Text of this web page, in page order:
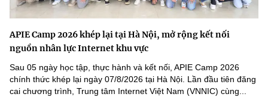
APIE Camp 2026 khép lại tại Hà Nội, mở rộng kết nối
nguồn nhân lực Internet khu vực
Sau 05 ngày học tập, thực hành và kết nối, APIE Camp 2026
chính thức khép lại ngày 07/8/2026 tại Hà Nội. Lần đầu tiên đăng
cai chương trình, Trung tâm Internet Việt Nam (VNNIC) cùng...